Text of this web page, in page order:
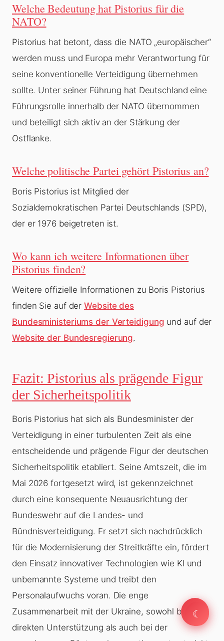
Welche Bedeutung hat Pistorius für die
NATO?
Pistorius hat betont, dass die NATO „europäischer“
werden muss und Europa mehr Verantwortung für
seine konventionelle Verteidigung übernehmen
sollte. Unter seiner Führung hat Deutschland eine
Führungsrolle innerhalb der NATO übernommen
und beteiligt sich aktiv an der Stärkung der
Ostflanke.
Welche politische Partei gehört Pistorius an?
Boris Pistorius ist Mitglied der
Sozialdemokratischen Partei Deutschlands (SPD),
der er 1976 beigetreten ist.
Wo kann ich weitere Informationen über
Pistorius finden?
Weitere offizielle Informationen zu Boris Pistorius
finden Sie auf derWebsite des
Bundesministeriums der Verteidigung und auf der
Website der Bundesregierung.
Fazit: Pistorius als prägende Figur
der Sicherheitspolitik
Boris Pistorius hat sich als Bundesminister der
Verteidigung in einer turbulenten Zeit als eine
entscheidende und prägende Figur der deutschen
Sicherheitspolitik etabliert. Seine Amtszeit, die im
Mai 2026 fortgesetzt wird, ist gekennzeichnet
durch eine konsequente Neuausrichtung der
Bundeswehr auf die Landes- und
Bündnisverteidigung. Er setzt sich nachdrücklich
für die Modernisierung der Streitkräfte ein, fördert
den Einsatz innovativer Technologien wie KI und
unbemannte Systeme und treibt den
Personalaufwuchs voran. Die enge
Zusammenarbeit mit der Ukraine, sowohl bei der
direkten Unterstützung als auch bei der
☾
☾